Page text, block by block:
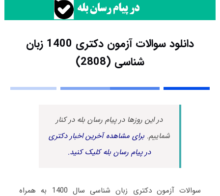
دانلود سوالات آزمون دکتری 1400 زبان
‌شناسی (2808)
در این روزها در پیام رسان بله در کنار
شماییم.برای مشاهده آخرین اخبار دکتری
در پیام رسان بله کلیک کنید.
سوالات آزمون دکتری زبان ‌شناسی سال 1400 به همراه